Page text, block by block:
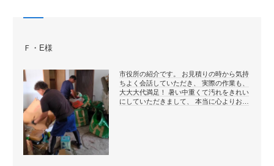
Ｆ・E様
市役所の紹介です。 お見積りの時から気持
ちよく会話していただき、 実際の作業も、
大大大代満足！ 暑い中重くて汚れをきれい
にしていただきまして、 本当に心よりお…